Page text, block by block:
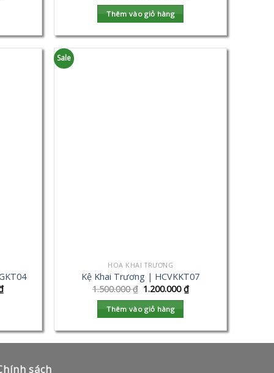
Thêm vào giỏ hàng
Sale
HOA KHAI TRƯƠNG
Kệ Khai Trương | HCVKKT07
1.500.000₫ 1.200.000₫
Thêm vào giỏ hàng
sách